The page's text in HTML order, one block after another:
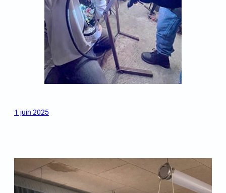
1 juin 2025